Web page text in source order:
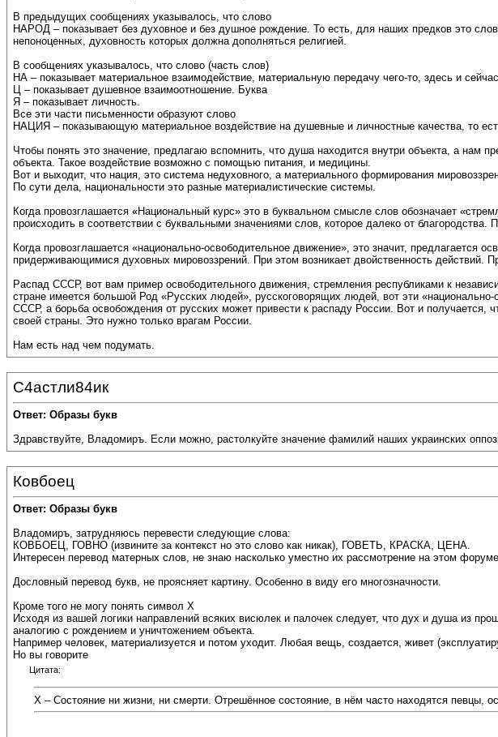
В предыдущих сообщениях указывалось, что слово
НАРОД – показывает без духовное и без душное рождение. То есть, для наших предков это
непоноценных, духовность которых должна дополняться религией.
В сообщениях указывалось, что слово (часть слов)
НА – показывает материальное взаимодействие, материальную передачу чего-то, здесь и
Ц – показывает душевное взаимоотношение. Буква
Я – показывает личность.
Все эти части письменности образуют слово
НАЦИЯ – показывающую материальное воздействие на душевные и личностные качества, то
Чтобы понять это значение, предлагаю вспомнить, что душа находится внутри объекта, а нам
объекта. Такое воздействие возможно с помощью питания, и медицины.
Вот и выходит, что нация, это система недуховного, а материального формирования
По сути дела, национальности это разные материалистические системы.
Когда провозглашается «Национальный курс» это в буквальном смысле слов обозначает
происходить в соответствии с буквальными значениями слов, которое далеко от
Когда провозглашается «национально-освободительное движение», это значит,
придерживающимися духовных мировоззрений. При этом возникает двойственность
Распад СССР, вот вам пример освободительного движения, стремления республиками к
стране имеется большой Род «Русских людей», русскоговорящих людей, вот эти
СССР, а борьба освобождения от русских может привести к распаду России. Вот и
своей страны. Это нужно только врагам России.
Нам есть над чем подумать.
С4астли84ик
Ответ: Образы букв
Здравствуйте, Владомиръ. Если можно, растолкуйте значение фамилий наших украинских
Ковбоец
Ответ: Образы букв
Владомиръ, затрудняюсь перевести следующие слова:
КОВБОЕЦ, ГОВНО (извините за контекст но это слово как никак), ГОВЕТЬ, КРАСКА, ЦЕНА.
Интересен перевод матерных слов, не знаю насколько уместно их рассмотрение на этом
Дословный перевод букв, не проясняет картину. Особенно в виду его многозначности.
Кроме того не могу понять символ Х
Исходя из вашей логики направлений всяких висюлек и палочек следует, что дух и душа из
аналогию с рождением и уничтожением объекта.
Например человек, материализуется и потом уходит. Любая вещь, создается, живет
Но вы говорите
Цитата:
Х – Состояние ни жизни, ни смерти. Отрешённое состояние, в нём часто находятся певцы,